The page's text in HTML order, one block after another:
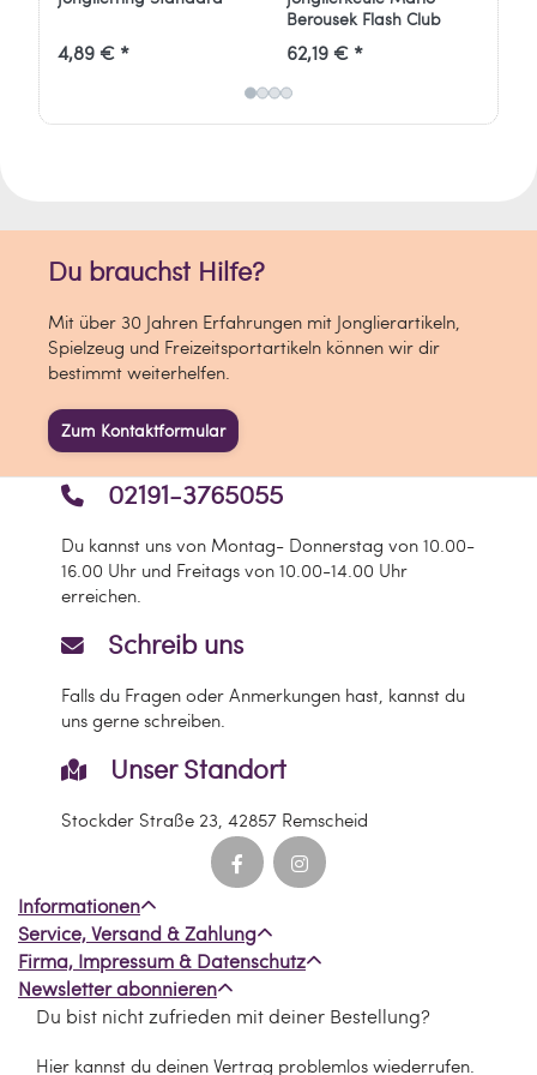
Informationen zum Hersteller:
Verantwortlich für dieses Produkt ist der
in der EU ansässige Wirtschaftsakteur
Henrys Produktion und Großhandel
Deutschland
info[at]henrys-online.de
4,89 € *
Berousek Flash Club
62,19 € *
Du brauchst Hilfe?
Mit über 30 Jahren Erfahrungen mit Jonglierartikeln,
Spielzeug und Freizeitsportartikeln können wir dir
bestimmt weiterhelfen.
Zum Kontaktformular
Schreib uns
Falls du Fragen oder Anmerkungen hast, kannst du
uns gerne schreiben.
02191-3765055
Du kannst uns von Montag- Donnerstag von 10.00-
16.00 Uhr und Freitags von 10.00-14.00 Uhr
erreichen.
Unser Standort
Stockder Straße 23, 42857 Remscheid
Informationen
Service, Versand & Zahlung
Firma, Impressum & Datenschutz
Newsletter abonnieren
Du bist nicht zufrieden mit deiner Bestellung?
Hier kannst du deinen Vertrag problemlos wiederrufen.